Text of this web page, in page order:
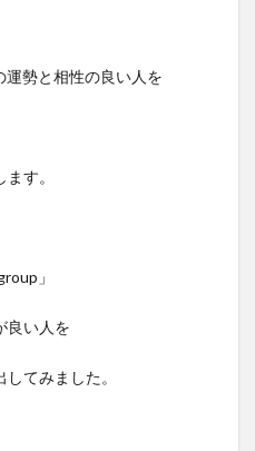
勢と相性の良い人を
す。
」
良い人を
てみました。